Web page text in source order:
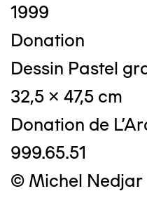
1999
Donation
Dessin Pastel
32,5 x 47,5 cm
Donation de
999.65.51
© Michel Nedjar